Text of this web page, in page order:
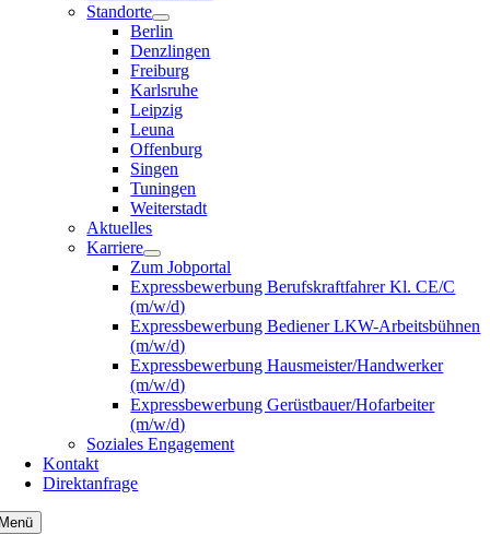
Standorte
Berlin
Denzlingen
Freiburg
Karlsruhe
Leipzig
Leuna
Offenburg
Singen
Tuningen
Weiterstadt
Aktuelles
Karriere
Zum Jobportal
Expressbewerbung Berufskraftfahrer Kl. CE/C
(m/w/d)
Expressbewerbung Bediener LKW-Arbeitsbühnen
(m/w/d)
Expressbewerbung Hausmeister/Handwerker
(m/w/d)
Expressbewerbung Gerüstbauer/Hofarbeiter
(m/w/d)
Soziales Engagement
Kontakt
Direktanfrage